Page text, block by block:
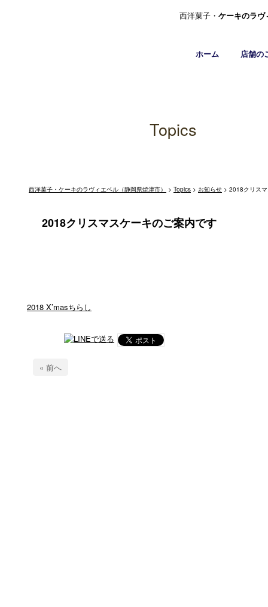
西洋菓子・ ケーキのラヴ
ホーム 店舗の
Topics
西洋菓子・ケーキのラヴィエベル（静岡県焼津市） > Topics > お知らせ > 2018クリス
2018クリスマスケーキのご案内です
2018 X’masちらし
« 前へ